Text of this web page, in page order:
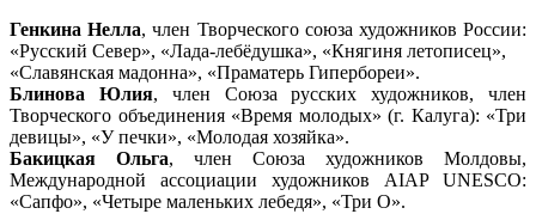
Генкина Нелла, член Творческого союза художников России:
«Русский Север», «Лада-лебёдушка», «Княгиня летописец»,
«Славянская мадонна», «Праматерь Гипербореи».
Блинова Юлия, член Союза русских художников, член
Творческого объединения «Время молодых» (г. Калуга): «Три
девицы», «У печки», «Молодая хозяйка».
Бакицкая Ольга, член Союза художников Молдовы,
Международной ассоциации художников AIAP UNESCO:
«Сапфо», «Четыре маленьких лебедя», «Три О».